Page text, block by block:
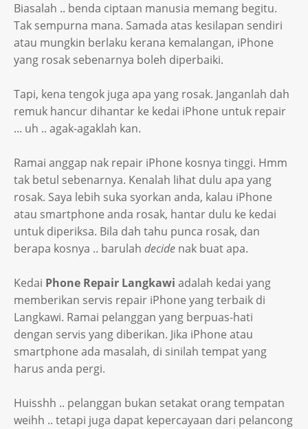
Biasalah .. benda ciptaan manusia memang begitu.
Tak sempurna mana. Samada atas kesilapan sendiri
atau mungkin berlaku kerana kemalangan, iPhone
yang rosak sebenarnya boleh diperbaiki.
Tapi, kena tengok juga apa yang rosak. Janganlah dah
remuk hancur dihantar ke kedai iPhone untuk repair
... uh .. agak-agaklah kan.
Ramai anggap nak repair iPhone kosnya tinggi. Hmm
tak betul sebenarnya. Kenalah lihat dulu apa yang
rosak. Saya lebih suka syorkan anda, kalau iPhone
atau smartphone anda rosak, hantar dulu ke kedai
untuk diperiksa. Bila dah tahu punca rosak, dan
berapa kosnya .. barulah decide nak buat apa.
Kedai Phone Repair Langkawi adalah kedai yang
memberikan servis repair iPhone yang terbaik di
Langkawi. Ramai pelanggan yang berpuas-hati
dengan servis yang diberikan. Jika iPhone atau
smartphone ada masalah, di sinilah tempat yang
harus anda pergi.
Huisshh .. pelanggan bukan setakat orang tempatan
weihh .. tetapi juga dapat kepercayaan dari pelancong